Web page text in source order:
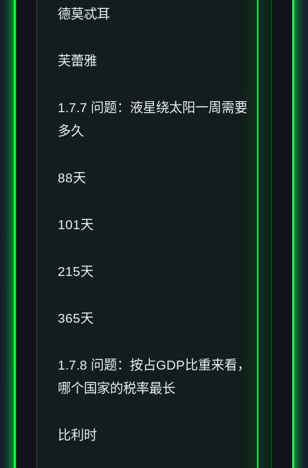
德莫忒耳
芙蕾雅
1.7.7 问题：液星绕太阳一周需要
多久
88天
101天
215天
365天
1.7.8 问题：按占GDP比重来看，
哪个国家的税率最长
比利时